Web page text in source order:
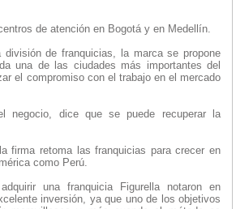
de atención en Bogotá y en Medellín.
de franquicias, la marca se propone
una de las ciudades más importantes del
el compromiso con el trabajo en el mercado
negocio, dice que se puede recuperar la
firma retoma las franquicias para crecer en
como Perú.
una franquicia Figurella notaron en
inversión, ya que uno de los objetivos